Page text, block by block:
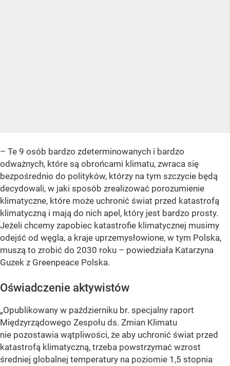
– Te 9 osób bardzo zdeterminowanych i bardzo
odważnych, które są obrońcami klimatu, zwraca się
bezpośrednio do polityków, którzy na tym szczycie będą
decydowali, w jaki sposób zrealizować porozumienie
klimatyczne, które może uchronić świat przed katastrofą
klimatyczną i mają do nich apel, który jest bardzo prosty.
Jeżeli chcemy zapobiec katastrofie klimatycznej musimy
odejść od węgla, a kraje uprzemysłowione, w tym Polska,
muszą to zrobić do 2030 roku – powiedziała Katarzyna
Guzek z Greenpeace Polska.
Oświadczenie aktywistów
„Opublikowany w październiku br. specjalny raport
Międzyrządowego Zespołu ds. Zmian Klimatu
nie pozostawia wątpliwości, że aby uchronić świat przed
katastrofą klimatyczną, trzeba powstrzymać wzrost
średniej globalnej temperatury na poziomie 1,5 stopnia